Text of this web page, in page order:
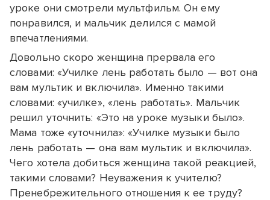
уроке они смотрели мультфильм. Он ему
понравился, и мальчик делился с мамой
впечатлениями.
Довольно скоро женщина прервала его
словами: «Училке лень работать было — вот она
вам мультик и включила». Именно такими
словами: «училке», «лень работать». Мальчик
решил уточнить: «Это на уроке музыки было».
Мама тоже «уточнила»: «Училке музыки было
лень работать — она вам мультик и включила».
Чего хотела добиться женщина такой реакцией,
такими словами? Неуважения к учителю?
Пренебрежительного отношения к ее труду?